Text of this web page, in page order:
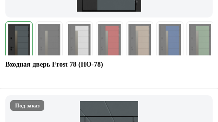
Входная дверь Frost 78 (НО-78)
Под заказ